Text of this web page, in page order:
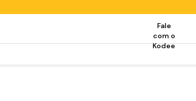
Fale
com o
Kodee